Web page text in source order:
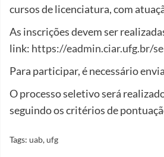
cursos de licenciatura, com
As inscrições devem ser
link: https://eadmin.ciar.ufg.br/
Para participar, é necessário
O processo seletivo será
seguindo os critérios de
Tags: uab,ufg